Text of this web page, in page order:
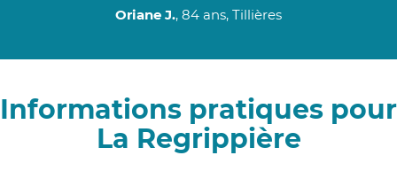
Oriane J., 84 ans, Tillières
Informations pratiques pour
La Regrippière